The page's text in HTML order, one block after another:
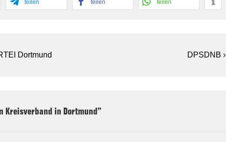
teilen teilen teilen
Dortmund
Next
DPSDNB ›
Kreisverband in Dortmund”